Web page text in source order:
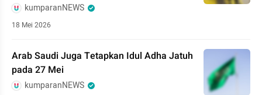
kumparanNEWS
18 Mei 2026
Arab Saudi Juga Tetapkan Idul Adha Jatuh
pada 27 Mei
kumparanNEWS